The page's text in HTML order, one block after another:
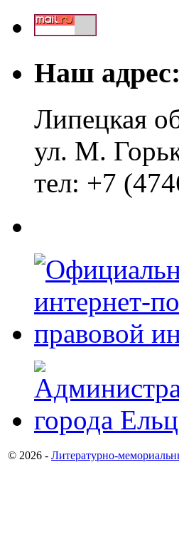
Наш адрес:
Липецкая
ул. М.
тел: +7
© 2026 - Литературно-